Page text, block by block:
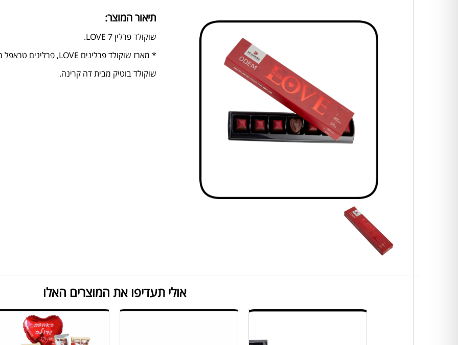
תיאור המוצר:
שוקולד פרלין 7 LOVE.
* מארז שוקולד פרלינים LOVE, פרלינים טראפל מריר במשקל 75 גרם.
שוקולד בוטיק מבית דה קרינה.
אולי תעדיפו את המוצרים האלו